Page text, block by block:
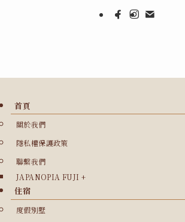
首頁
關於我們
隱私權保護政策
聯繫我們
JAPANOPIA FUJI +
住宿
度假別墅